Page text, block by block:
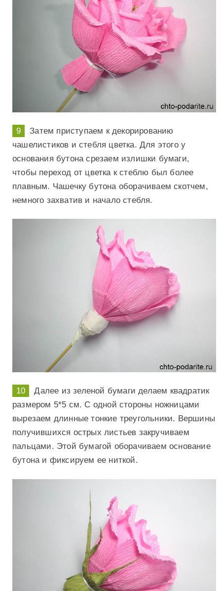
Затем приступаем к декорированию
чашелистиков и стебля цветка. Для этого у
основания бутона срезаем излишки бумаги,
чтобы переход от цветка к стеблю был более
плавным. Чашечку бутона оборачиваем скотчем,
немного захватив и начало стебля.
Далее из зеленой бумаги делаем квадратик
размером 5*5 см. С одной стороны ножницами
вырезаем длинные тонкие треугольники. Вершины
получившихся острых листьев закручиваем
пальцами. Этой бумагой оборачиваем основание
бутона и фиксируем ее ниткой.